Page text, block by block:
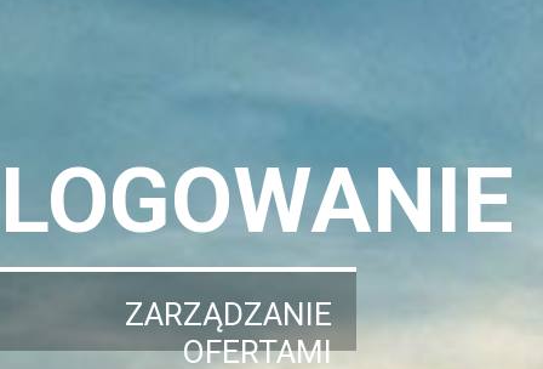
LOGOWANIE
ZARZĄDZANIE
OFERTAMI